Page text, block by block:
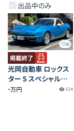
出品中のみ
10
掲載終了
光岡自動車 ロックス
ター S スペシャルパ
ッケージ
-万円 634